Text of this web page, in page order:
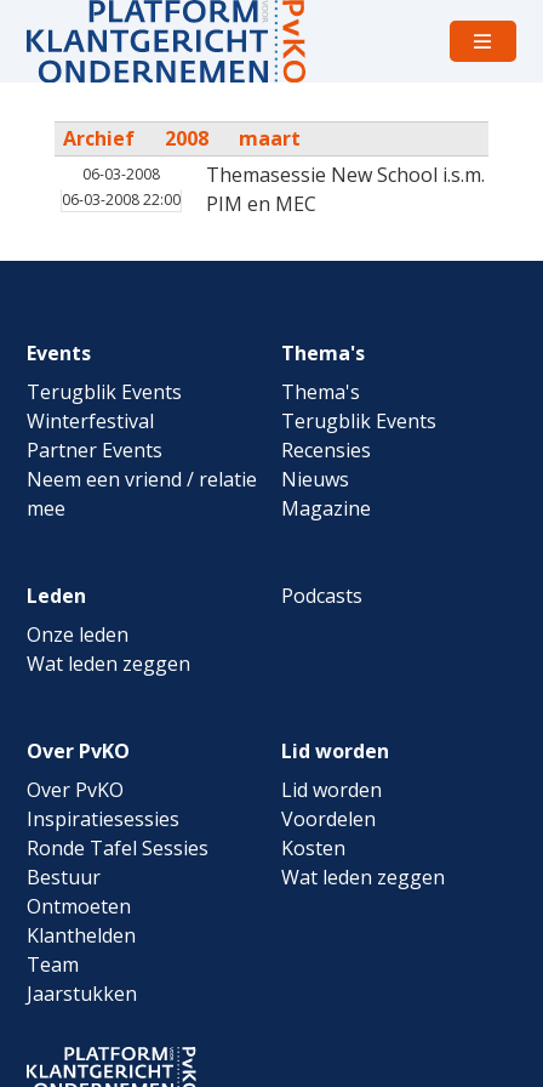
Open
Archief 2008 maart
06-03-2008
06-03-2008 22:00
Themasessie New School i.s.m.
PIM en MEC
Footer
navigation
Events
Terugblik Events
Winterfestival
Partner Events
Neem een vriend / relatie
mee
Thema's
Thema's
Terugblik Events
Recensies
Nieuws
Magazine
Leden
Onze leden
Wat leden zeggen
Podcasts
Over PvKO
Over PvKO
Inspiratiesessies
Ronde Tafel Sessies
Bestuur
Ontmoeten
Klanthelden
Team
Jaarstukken
Lid worden
Lid worden
Voordelen
Kosten
Wat leden zeggen